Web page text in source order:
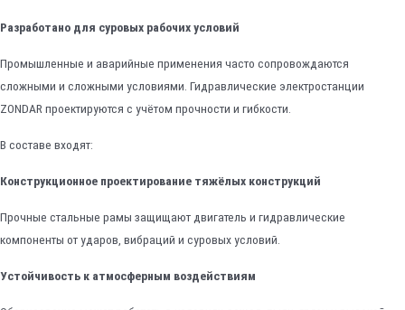
Разработано для суровых рабочих условий
Промышленные и аварийные применения часто сопровождаются
сложными и сложными условиями. Гидравлические электростанции
ZONDAR проектируются с учётом прочности и гибкости.
В составе входят:
Конструкционное проектирование тяжёлых конструкций
Прочные стальные рамы защищают двигатель и гидравлические
компоненты от ударов, вибраций и суровых условий.
Устойчивость к атмосферным воздействиям